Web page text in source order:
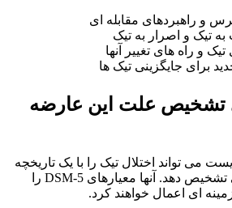
و راهبردهای مقابله ای
تیک و اصرار به تیک
و راه های تغییر آنها
برای جایگزینی تیک ها
تشخیص علت این عارضه
می تواند اختلال تیک را با یک تاریخچه
پزشکی و معاینه فیزیکی تشخیص دهد. آنها معیارهای DSM-5 را
ای اعمال خواهند کرد.